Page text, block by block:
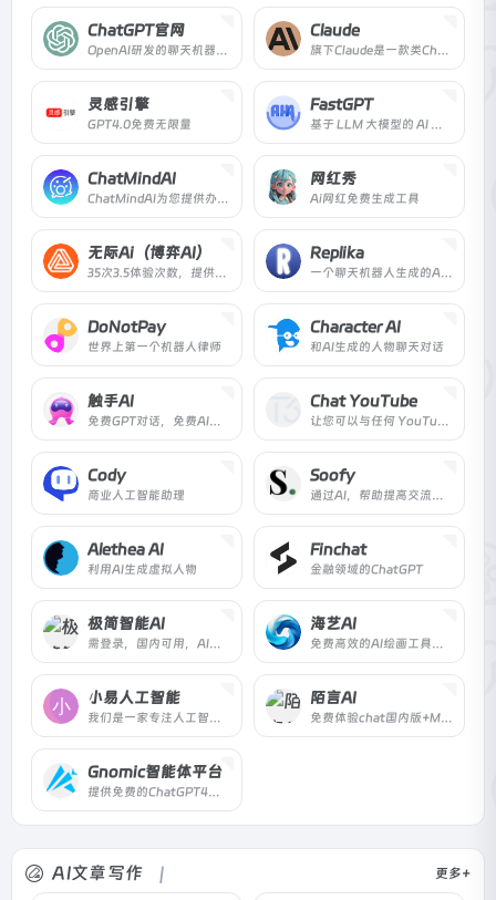
ChatGPT官网
OpenAI研发的聊天机器人程序
Claude
旗下Claude是一款类ChatGPT对话机器人
灵感引擎
GPT4.0免费无限量
FastGPT
基于 LLM 大模型的 AI 知识库问答平台
ChatMindAI
ChatMindAI为您提供办公学习上的智能助手
网红秀
Ai网红免费生成工具
无际Ai（博弈AI）
35次3.5体验次数，提供GPT4使用
Replika
一个聊天机器人生成的AI朋友
DoNotPay
世界上第一个机器人律师
Character AI
和AI生成的人物聊天对话
触手AI
免费GPT对话，免费AI极速绘画
Chat YouTube
让您可以与任何 YouTube 视频交谈 - 对其进行总结、向其提问等！
Cody
商业人工智能助理
Soofy
通过AI，帮助提高交流水平，学习新语言
Alethea AI
利用AI生成虚拟人物
Finchat
金融领域的ChatGPT
极简智能AI
需登录，国内可用，AI聊天绘画
海艺AI
免费高效的AI绘画工具，让你无需专业技能，轻松生成大量高质量图片
小易人工智能
我们是一家专注人工智能技术研发的公司，提供AI，我们的AI问答系统采用知识图谱和深度学习技术,提供准确智能的问答与对话能力。我们的AI绘画系统利用大数据训练集
陌言AI
免费体验chat国内版+Midjourney
Gnomic智能体平台
提供免费的ChatGPT4、Gemini、智谱、文心一言等国内外多种大模型的AI平台
AI文章写作 更多+